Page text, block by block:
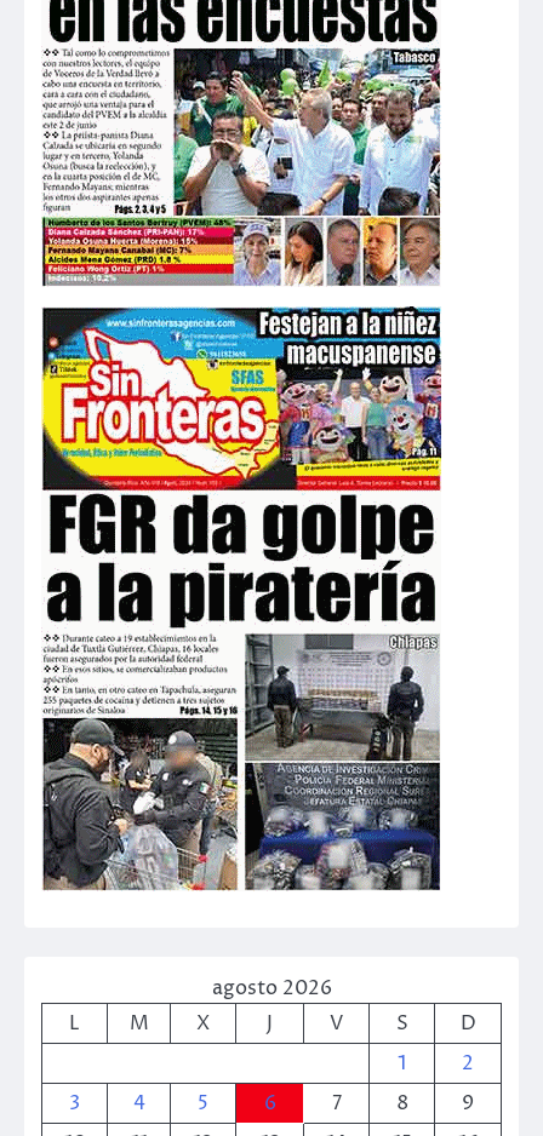
agosto 2026
L
M X J V S
D
1
2
3
4 5 6 7 8
9